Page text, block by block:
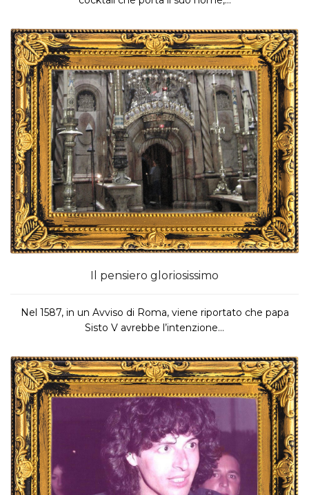
Il pensiero gloriosissimo
Nel 1587, in un Avviso di Roma, viene riportato che papa
Sisto V avrebbe l’intenzione...